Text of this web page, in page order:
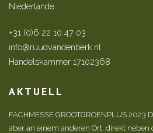
Niederlande
+31 (0)6 22 10 47 03
info@ruudvandenberk.nl
Handelskammer 17102368
AKTUELL
FACHMESSE GROOTGROENPLUS
aber an einem anderen Ort, direkt neben